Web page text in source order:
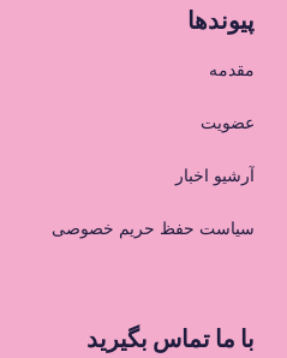
پیوندها
مقدمه
عضویت
آرشیو اخبار
سیاست حفظ حریم خصوصی
با ما تماس بگیرید